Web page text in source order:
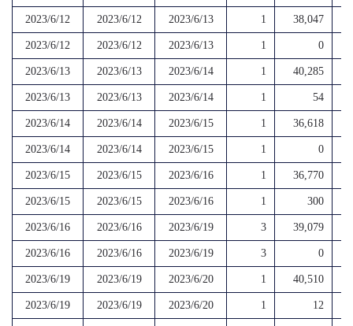
2023/6/12 2023/6/12 2023/6/13 1 38,047
2023/6/12 2023/6/12 2023/6/13 1 0
2023/6/13 2023/6/13 2023/6/14 1 40,285
2023/6/13 2023/6/13 2023/6/14 1 54
2023/6/14 2023/6/14 2023/6/15 1 36,618
2023/6/14 2023/6/14 2023/6/15 1 0
2023/6/15 2023/6/15 2023/6/16 1 36,770
2023/6/15 2023/6/15 2023/6/16 1 300
2023/6/16 2023/6/16 2023/6/19 3 39,079
2023/6/16 2023/6/16 2023/6/19 3 0
2023/6/19 2023/6/19 2023/6/20 1 40,510
2023/6/19 2023/6/19 2023/6/20 1 12